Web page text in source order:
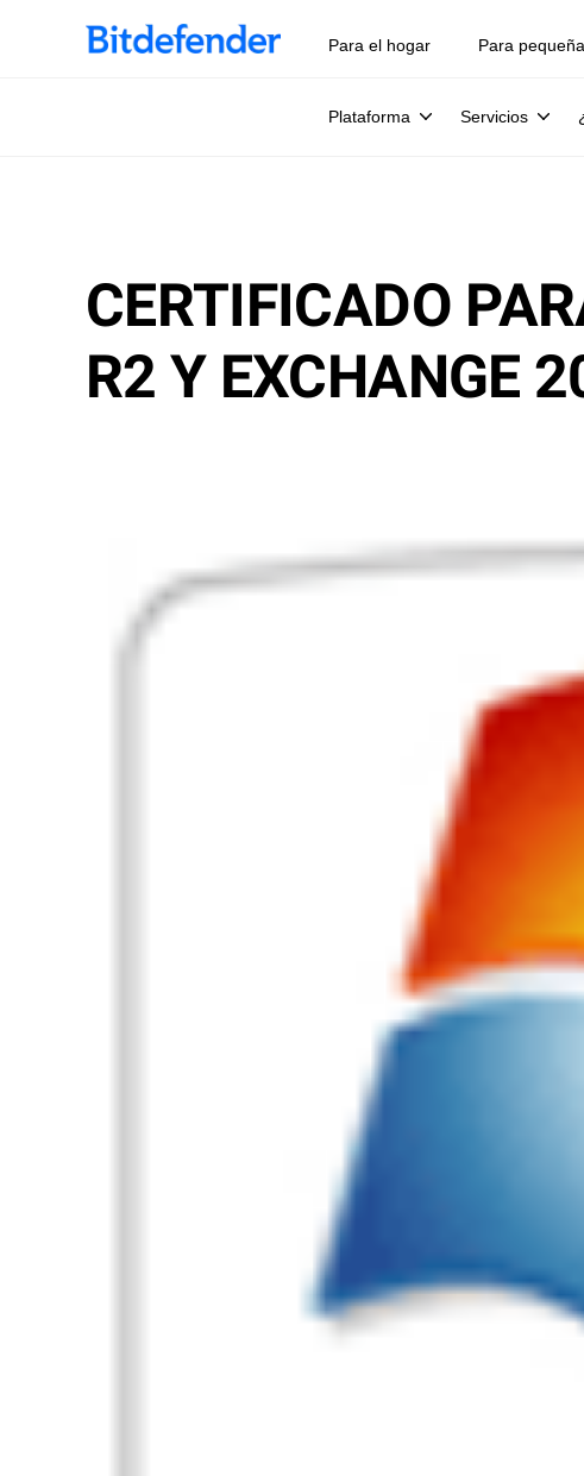
Para el hogar Para
Plataforma Servicios
CERTIFICADO
R2 Y EXCHANGE